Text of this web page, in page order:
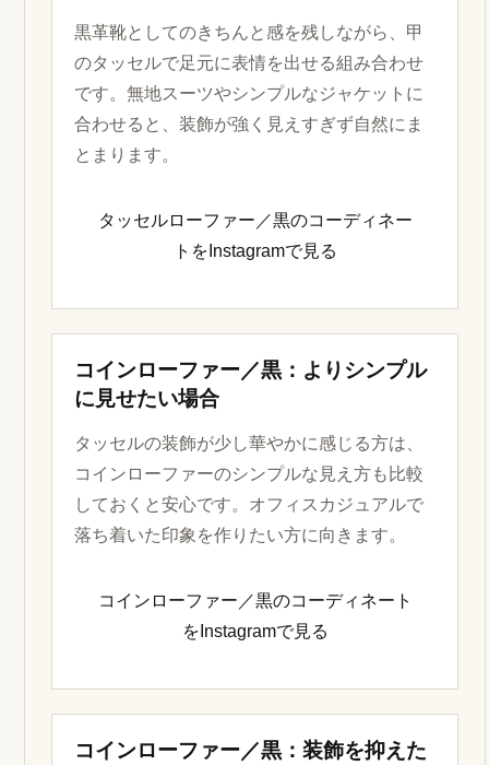
黒革靴としてのきちんと感を残しながら、甲
のタッセルで足元に表情を出せる組み合わせ
です。無地スーツやシンプルなジャケットに
合わせると、装飾が強く見えすぎず自然にま
とまります。
タッセルローファー／黒のコーディネー
トをInstagramで見る
コインローファー／黒：よりシンプル
に見せたい場合
タッセルの装飾が少し華やかに感じる方は、
コインローファーのシンプルな見え方も比較
しておくと安心です。オフィスカジュアルで
落ち着いた印象を作りたい方に向きます。
コインローファー／黒のコーディネート
をInstagramで見る
コインローファー／黒：装飾を抑えた